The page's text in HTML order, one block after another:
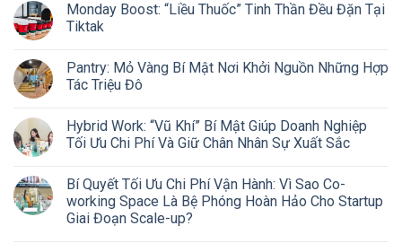
Monday Boost: “Liều Thuốc” Tinh Thần Đều Đặn Tại
Tiktak
Pantry: Mỏ Vàng Bí Mật Nơi Khởi Nguồn Những Hợp
Tác Triệu Đô
Hybrid Work: “Vũ Khí” Bí Mật Giúp Doanh Nghiệp
Tối Ưu Chi Phí Và Giữ Chân Nhân Sự Xuất Sắc
Bí Quyết Tối Ưu Chi Phí Vận Hành: Vì Sao Co-
working Space Là Bệ Phóng Hoàn Hảo Cho Startup
Giai Đoạn Scale-up?